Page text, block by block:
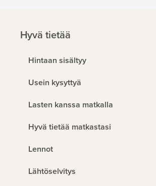
Hyvä tietää
Hintaan sisältyy
Usein kysyttyä
Lasten kanssa matkalla
Hyvä tietää matkastasi
Lennot
Lähtöselvitys